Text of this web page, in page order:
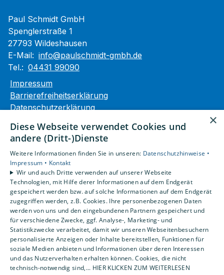
Paul Schmidt GmbH
Spenglerstraße 1
27793 Wildeshausen
E-Mail: info@paulschmidt-gmbh.de
Tel.: 04431 99090
Impressum
Barrierefreiheitserklärung
Datenschutzerklärung
Unsere Bereiche
Privatkunden
Gewerbekunden
Karriere
Unternehmen
Kontakt
×
Diese Webseite verwendet Cookies und
andere (Dritt-)Dienste
Weitere Informationen finden Sie in unseren: Datenschutzhinweise •
Impressum • Kontakt
Wir und auch Dritte verwenden auf unserer Webseite
Technologien, mit Hilfe derer Informationen auf dem Endgerät
gespeichert werden bzw. auf solche Informationen auf dem Endgerät
zugegriffen werden, z.B. Cookies. Ihre personenbezogenen Daten
werden von uns und den eingebundenen Partnern gespeichert und
für verschiedene Zwecke, ggf. Analyse-, Marketing- und
Statistikzwecke verarbeitet, damit wir unseren Webseitenbesuchern
personalisierte Anzeigen oder Inhalte bereitstellen, Funktionen für
soziale Medien anbieten und Informationen über deren Interessen
und das Nutzerverhalten erhalten können. Cookies, die nicht
technisch-notwendig sind,... HIER KLICKEN ZUM WEITERLESEN